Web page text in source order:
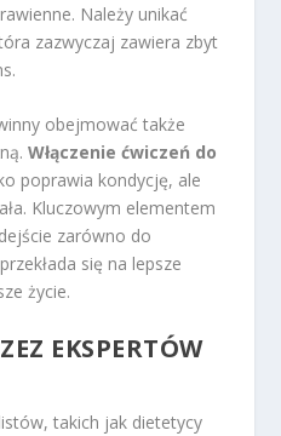
Należy unikać
zazwyczaj zawiera zbyt
obejmować także
Włączenie ćwiczeń do
poprawia kondycję, ale
Kluczowym elementem
zarówno do
się na lepsze
życie.
EKSPERTÓW
takich jak dietetycy